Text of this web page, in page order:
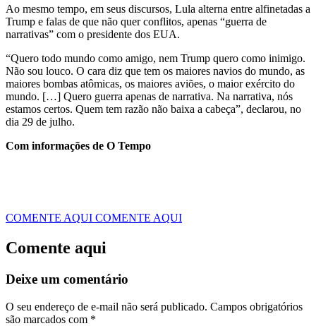
Ao mesmo tempo, em seus discursos, Lula alterna entre alfinetadas a
Trump e falas de que não quer conflitos, apenas “guerra de
narrativas” com o presidente dos EUA.
“Quero todo mundo como amigo, nem Trump quero como inimigo.
Não sou louco. O cara diz que tem os maiores navios do mundo, as
maiores bombas atômicas, os maiores aviões, o maior exército do
mundo. […] Quero guerra apenas de narrativa. Na narrativa, nós
estamos certos. Quem tem razão não baixa a cabeça”, declarou, no
dia 29 de julho.
Com informações de O Tempo
COMENTE AQUI COMENTE AQUI
Comente aqui
Deixe um comentário
O seu endereço de e-mail não será publicado. Campos obrigatórios
são marcados com *